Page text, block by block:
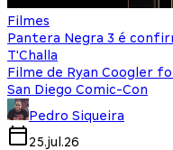
Filmes
Pantera Negra 3 é
T'Challa
Filme de Ryan Coogler
San Diego Comic-Con
Pedro Siqueira
25.jul.26